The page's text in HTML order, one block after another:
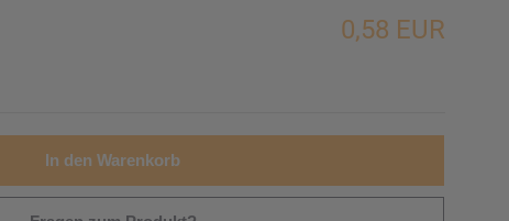
0,58 EUR
In den Warenkorb